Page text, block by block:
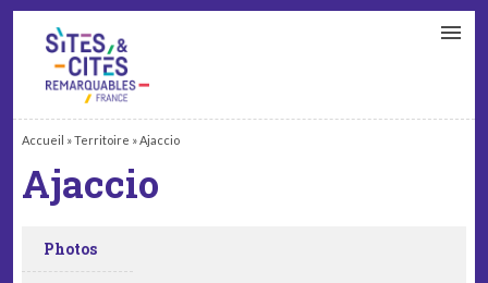
Accueil »Territoire »Ajaccio
Ajaccio
Photos